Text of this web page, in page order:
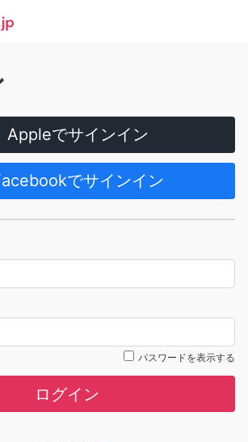
Appleでサインイン
でサインイン
パスワードを表示する
ログイン